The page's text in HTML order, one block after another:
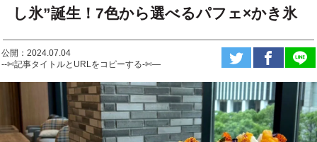
し氷”誕生！7色から選べるパフェ×かき氷
公開：2024.07.04
--✄記事タイトルとURLをコピーする-✄—